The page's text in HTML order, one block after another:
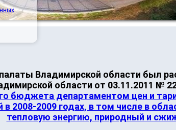
Владимирской области был
области от 03.11.2011 №
бюджета департаментом цен и
2008-2009 годах, в том числе в
тепловую энергию, природный и